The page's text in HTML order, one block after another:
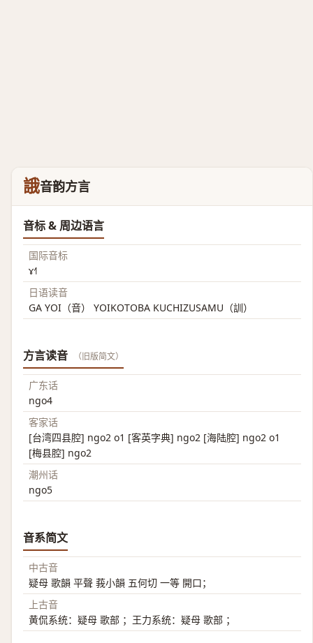
誐音韵方言
音标 & 周边语言
国际音标
ɤ˧˥
日语读音
GA YOI（音） YOIKOTOBA KUCHIZUSAMU（訓）
方言读音 （旧版简文）
广东话
ngo4
客家话
[台湾四县腔] ngo2 o1 [客英字典] ngo2 [海陆腔] ngo2 o1
[梅县腔] ngo2
潮州话
ngo5
音系简文
中古音
疑母 歌韻 平聲 莪小韻 五何切 一等 開口；
上古音
黄侃系统：疑母 歌部 ；王力系统：疑母 歌部 ；